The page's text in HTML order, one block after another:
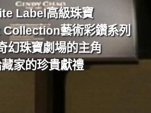
Label高級珠寶
藝術彩鑽系列
幻珠寶劇場的主角
家的珍貴獻禮